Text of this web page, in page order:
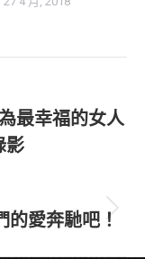
最幸福的女人
影
的愛奔馳吧！